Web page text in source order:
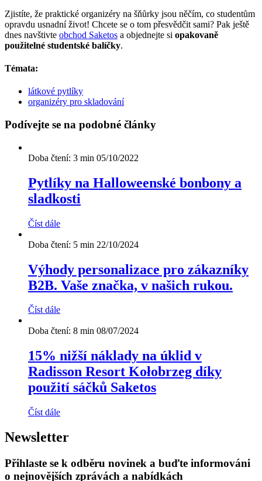
Zjistíte, že praktické organizéry na šňůrky jsou něčím, co studentům
opravdu usnadní život! Chcete se o tom přesvědčit sami? Pak ještě
dnes navštivte obchod Saketos a objednejte si opakovaně
použitelné studentské balíčky.
Témata:
látkové pytlíky
organizéry pro skladování
Podívejte se na podobné články
Doba čtení: 3 min 05/10/2022
Pytlíky na Halloweenské bonbony a
sladkosti
Číst dále
Doba čtení: 5 min 22/10/2024
Výhody personalizace pro zákazníky
B2B. Vaše značka, v našich rukou.
Číst dále
Doba čtení: 8 min 08/07/2024
15% nižší náklady na úklid v
Radisson Resort Kołobrzeg díky
použití sáčků Saketos
Číst dále
Newsletter
Přihlaste se k odběru novinek a buďte informováni
o nejnovějších zprávách a nabídkách